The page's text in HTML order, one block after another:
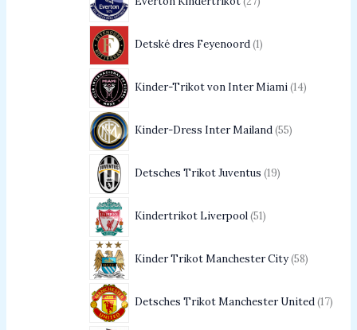
Detské dres Feyenoord 1
Kinder-Trikot von Inter Miami 14
Kinder-Dress Inter Mailand 55
Detsches Trikot Juventus 19
Kindertrikot Liverpool 51
Kinder Trikot Manchester City 58
Detsches Trikot Manchester United 17